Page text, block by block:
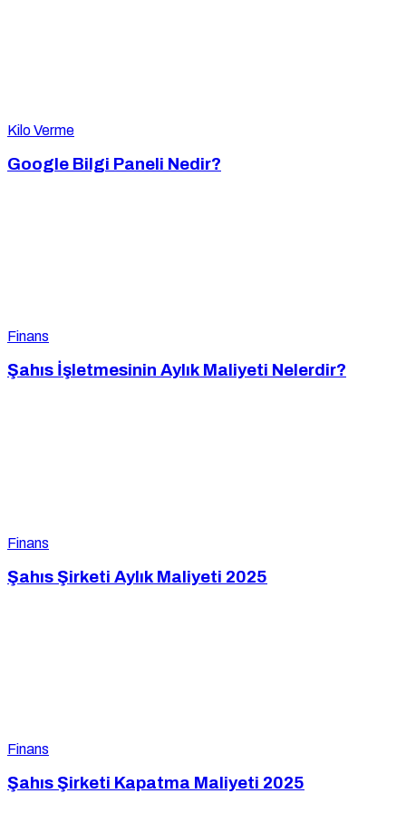
Kilo Verme
Google Bilgi Paneli Nedir?
Finans
Şahıs İşletmesinin Aylık Maliyeti Nelerdir?
Finans
Şahıs Şirketi Aylık Maliyeti 2025
Finans
Şahıs Şirketi Kapatma Maliyeti 2025